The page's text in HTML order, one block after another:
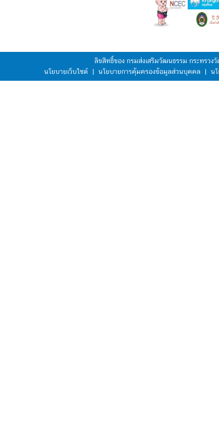
ลิขสิทธิ์ของ กรมส่งเสริมวัฒนธรรม กระทรว
นโยบายเว็บไซต์
| นโยบายการคุ้มครองข้อมูลส่วนบุคคล | น